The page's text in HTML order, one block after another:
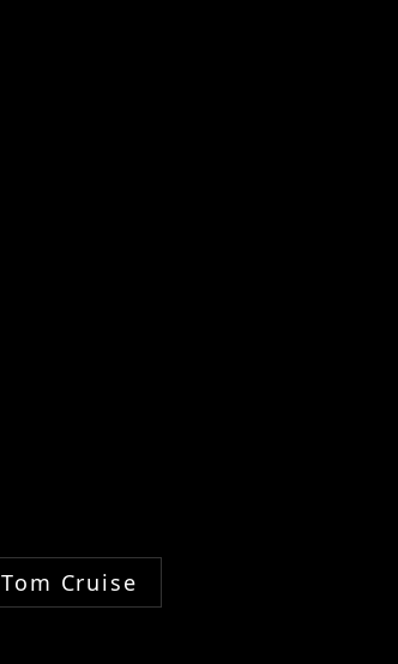
Tom Cruise